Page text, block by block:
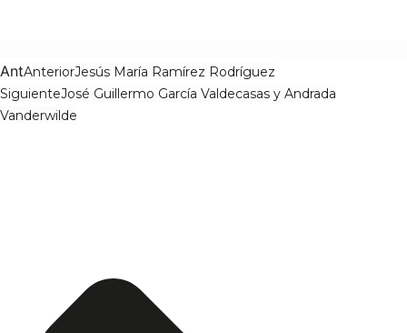
AntAnteriorJesús María Ramírez Rodríguez
SiguienteJosé Guillermo García Valdecasas y Andrada
Vanderwilde